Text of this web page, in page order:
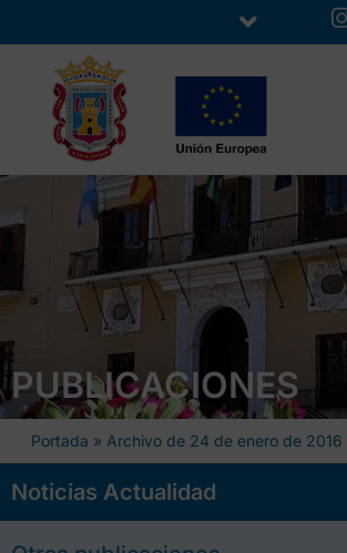
PUBLICACIONES
Portada » Archivo de 24 de enero de 2016
Noticias Actualidad